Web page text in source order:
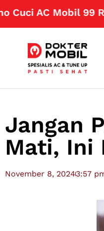
AC Mobil 99 Ribu!
Jangan
Mati, Ini
November 8, 20243:57